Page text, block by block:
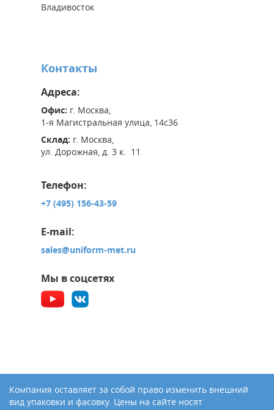
Владивосток
Контакты
Адреса:
Офис: г. Москва,
1-я Магистральная улица, 14с36
Склад: г. Москва,
ул. Дорожная, д. 3 к. 11
Телефон:
+7 (495) 156-43-59
E-mail:
sales@uniform-met.ru
Мы в соцсетях
Компания оставляет за собой право изменить внешний
вид упаковки и фасовку. Цены на сайте носят